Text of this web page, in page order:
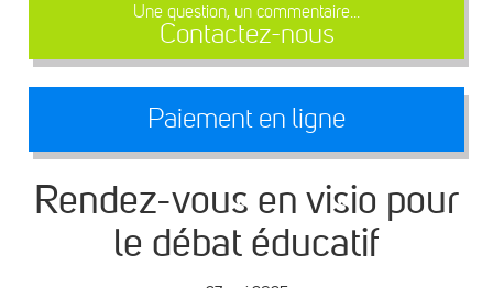
Une question, un commentaire...
Contactez-nous
Paiement en ligne
Rendez-vous en visio pour
le débat éducatif